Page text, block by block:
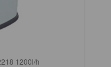
1200l/h